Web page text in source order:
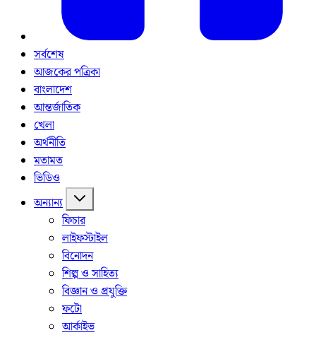
সর্বশেষ
আজকের পত্রিকা
বাংলাদেশ
আন্তর্জাতিক
খেলা
অর্থনীতি
মতামত
ভিডিও
অন্যান্য
ফিচার
লাইফস্টাইল
বিনোদন
শিল্প ও সাহিত্য
বিজ্ঞান ও প্রযুক্তি
ফটো
আর্কাইভ